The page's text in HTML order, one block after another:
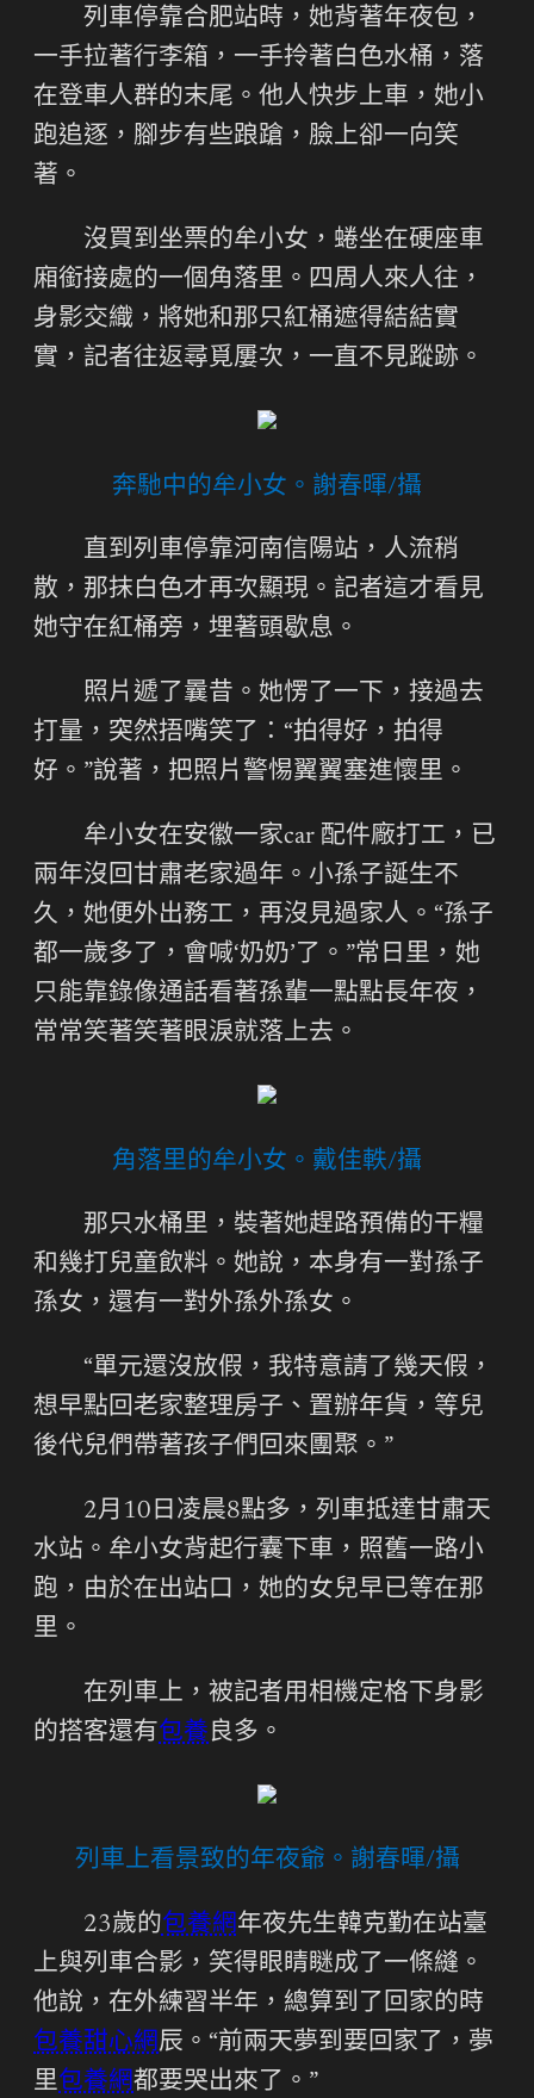
列車停靠合肥站時，她背著年夜包，
一手拉著行李箱，一手拎著白色水桶，落
在登車人群的末尾。他人快步上車，她小
跑追逐，腳步有些踉蹌，臉上卻一向笑
著。
沒買到坐票的牟小女，蜷坐在硬座車
廂銜接處的一個角落里。四周人來人往，
身影交織，將她和那只紅桶遮得結結實
實，記者往返尋覓屢次，一直不見蹤跡。
奔馳中的牟小女。謝春暉/攝
直到列車停靠河南信陽站，人流稍
散，那抹白色才再次顯現。記者這才看見
她守在紅桶旁，埋著頭歇息。
照片遞了曩昔。她愣了一下，接過去
打量，突然捂嘴笑了：“拍得好，拍得
好。”說著，把照片警惕翼翼塞進懷里。
牟小女在安徽一家car 配件廠打工，已
兩年沒回甘肅老家過年。小孫子誕生不
久，她便外出務工，再沒見過家人。“孫子
都一歲多了，會喊‘奶奶’了。”常日里，她
只能靠錄像通話看著孫輩一點點長年夜，
常常笑著笑著眼淚就落上去。
角落里的牟小女。戴佳軼/攝
那只水桶里，裝著她趕路預備的干糧
和幾打兒童飲料。她說，本身有一對孫子
孫女，還有一對外孫外孫女。
“單元還沒放假，我特意請了幾天假，
想早點回老家整理房子、置辦年貨，等兒
後代兒們帶著孩子們回來團聚。”
2月10日凌晨8點多，列車抵達甘肅天
水站。牟小女背起行囊下車，照舊一路小
跑，由於在出站口，她的女兒早已等在那
里。
在列車上，被記者用相機定格下身影
的搭客還有 包養良多。
列車上看景致的年夜爺。謝春暉/攝
23歲的包養網年夜先生韓克勤在站臺
上與列車合影，笑得眼睛瞇成了一條縫。
他說，在外練習半年，總算到了回家的時
包養甜心網辰。“前兩天夢到要回家了，夢
里包養網都要哭出來了。”